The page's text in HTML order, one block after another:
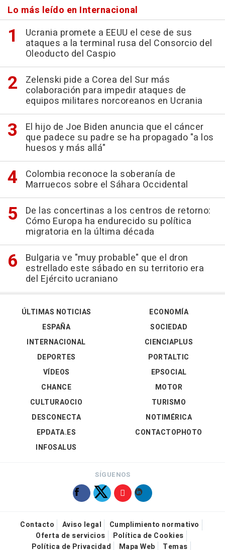
Lo más leído en Internacional
Ucrania promete a EEUU el cese de sus
ataques a la terminal rusa del Consorcio del
Oleoducto del Caspio
Zelenski pide a Corea del Sur más
colaboración para impedir ataques de
equipos militares norcoreanos en Ucrania
El hijo de Joe Biden anuncia que el cáncer
que padece su padre se ha propagado "a los
huesos y más allá"
Colombia reconoce la soberanía de
Marruecos sobre el Sáhara Occidental
De las concertinas a los centros de retorno:
Cómo Europa ha endurecido su política
migratoria en la última década
Bulgaria ve "muy probable" que el dron
estrellado este sábado en su territorio era
del Ejército ucraniano
ÚLTIMAS NOTICIAS
ESPAÑA
INTERNACIONAL
DEPORTES
VÍDEOS
ECONOMÍA
SOCIEDAD
CIENCIAPLUS
PORTALTIC
EPSOCIAL
CHANCE
CULTURAOCIO
DESCONECTA
EPDATA.ES
INFOSALUS
MOTOR
TURISMO
NOTIMÉRICA
CONTACTOPHOTO
SÍGUENOS
Contacto Aviso legal
Cumplimiento normativo
Oferta de servicios
Política de Cookies
Política de Privacidad
Mapa Web Temas